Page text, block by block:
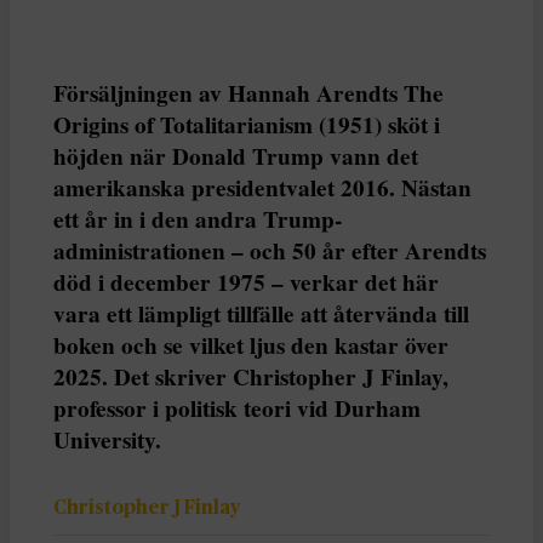
Försäljningen av Hannah Arendts The
Origins of Totalitarianism (1951) sköt i
höjden när Donald Trump vann det
amerikanska presidentvalet 2016. Nästan
ett år in i den andra Trump-
administrationen – och 50 år efter Arendts
död i december 1975 – verkar det här
vara ett lämpligt tillfälle att återvända till
boken och se vilket ljus den kastar över
2025. Det skriver Christopher J Finlay,
professor i politisk teori vid Durham
University.
Christopher J Finlay